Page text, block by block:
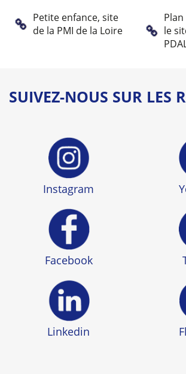
Petite enfance, site
de la PMI de la Loire
le
SUIVEZ-NOUS SUR LES
Instagram
Facebook
Linkedin